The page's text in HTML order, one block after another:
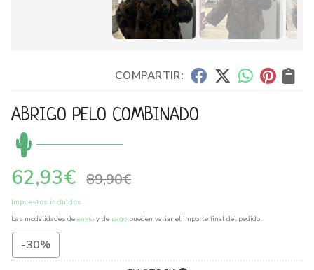
COMPARTIR:
ABRIGO PELO COMBINADO
62,93€ 89,90€
Impuestos incluidos
Las modalidades de envío y de pago pueden variar el importe final del pedido.
-30%